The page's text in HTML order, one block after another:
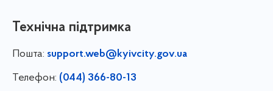
Технічна підтримка
Пошта: support.web@kyivcity.gov.ua
Телефон: (044) 366-80-13